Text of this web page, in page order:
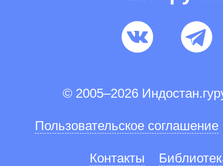
© 2005–2026
Пользовательское соглашение
Контакты